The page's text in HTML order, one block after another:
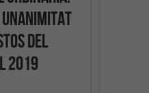
del
2019